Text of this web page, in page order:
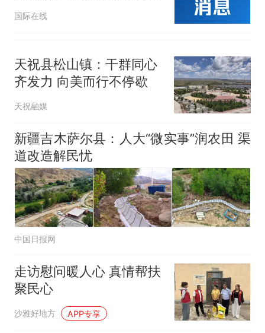
动学习教育成果落到实处
国际在线
天祝县松山镇：干群同心
齐发力 向美而行不停歇
天祝融媒
新疆吉木萨尔县：人大“微实事”润农田 渠
道改造解民忧
中国日报网
走访慰问暖人心 真情帮扶
聚民心
沙雅好地方 APP专享